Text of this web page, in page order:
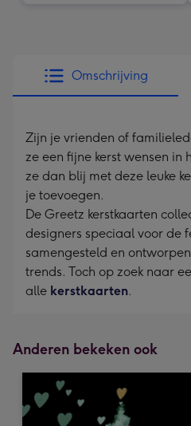
Omschrijving
Zijn je vrienden of
ze een fijne kerst wensen in
ze dan blij met deze leuke
je toevoegen.
De Greetz kerstkaarten
designers speciaal voor de
samengesteld en
trends. Toch op zoek naar
alle kerstkaarten.
Anderen bekeken ook